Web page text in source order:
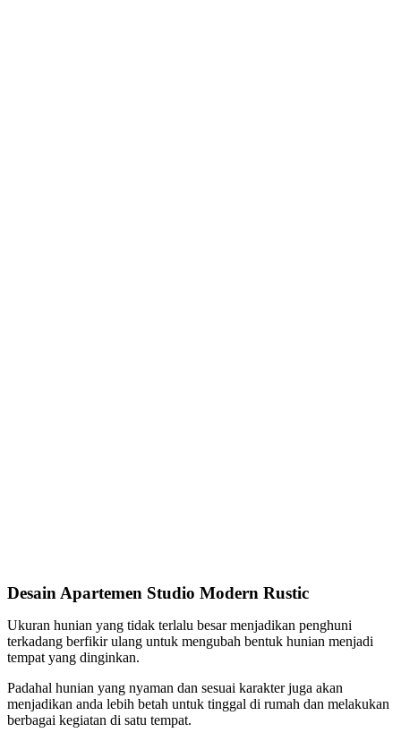
Desain Apartemen Studio Modern Rustic
Ukuran hunian yang tidak terlalu besar menjadikan penghuni
terkadang berfikir ulang untuk mengubah bentuk hunian menjadi
tempat yang dinginkan.
Padahal hunian yang nyaman dan sesuai karakter juga akan
menjadikan anda lebih betah untuk tinggal di rumah dan melakukan
berbagai kegiatan di satu tempat.